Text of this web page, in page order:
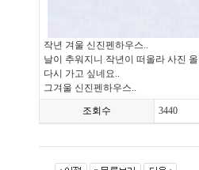
작년 겨울 신진펜하우스..
날이 추워지니 작년이 떠올라 사진
다시 가고 싶네요..
그겨울 신진펜하우스..
조회수 3440